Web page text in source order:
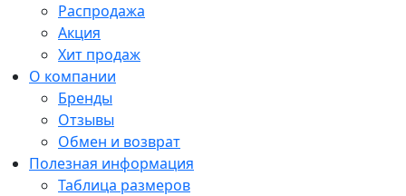
Распродажа
Акция
Хит продаж
О компании
Бренды
Отзывы
Обмен и возврат
Полезная информация
Таблица размеров